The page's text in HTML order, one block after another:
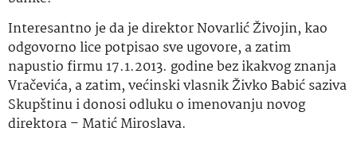
Interesantno je da je direktor Novarlić Živojin, kao
odgovorno lice potpisao sve ugovore, a zatim
napustio firmu 17.1.2013. godine bez ikakvog znanja
Vračevića, a zatim, većinski vlasnik Živko Babić saziva
Skupštinu i donosi odluku o imenovanju novog
direktora – Matić Miroslava.